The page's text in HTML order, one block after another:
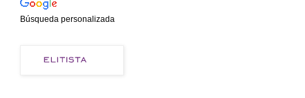
Búsqueda personalizada